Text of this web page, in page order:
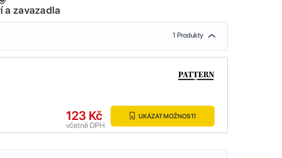
a zavazadla
1 Produkty
123 Kč
včetně DPH
UKÁZAT MOŽNOSTI